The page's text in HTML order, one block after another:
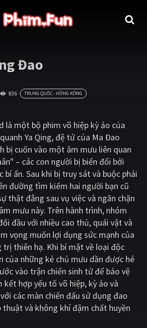
Chiến tranh
Tội phạm - Hình sự
Hài hước
Khoa học - Tài liệu
Thể thao
Kỳ ảo
Gia đình
Lịch sử
Tiểu sử
DramaTV
Đao
836 TRUNG QUỐC - HỒNG KÔNG
là một bộ phim võ hiệp kỳ ảo của
Ya Qing, đệ tử của Ma Đao
bị cuốn vào một âm mưu liên quan
– các con người bị biến đổi bởi
ẩn. Sau khi bị truy sát và buộc phải
đường tìm kiếm hai người bạn cũ
thật đằng sau vụ việc và ngăn chặn
mưu này. Trên hành trình, nhóm
đầu với nhiều cao thủ, quái vật và
vọng muốn lợi dụng sức mạnh của
trị thiên hạ. Khi bí mật về loại độc
của những kẻ chủ mưu dần được hé
vào trận chiến sinh tử để bảo vệ
kết hợp yếu tố võ hiệp, kỳ ảo và
các màn chiến đấu sử dụng đao
thuật và không khí đậm chất huyền